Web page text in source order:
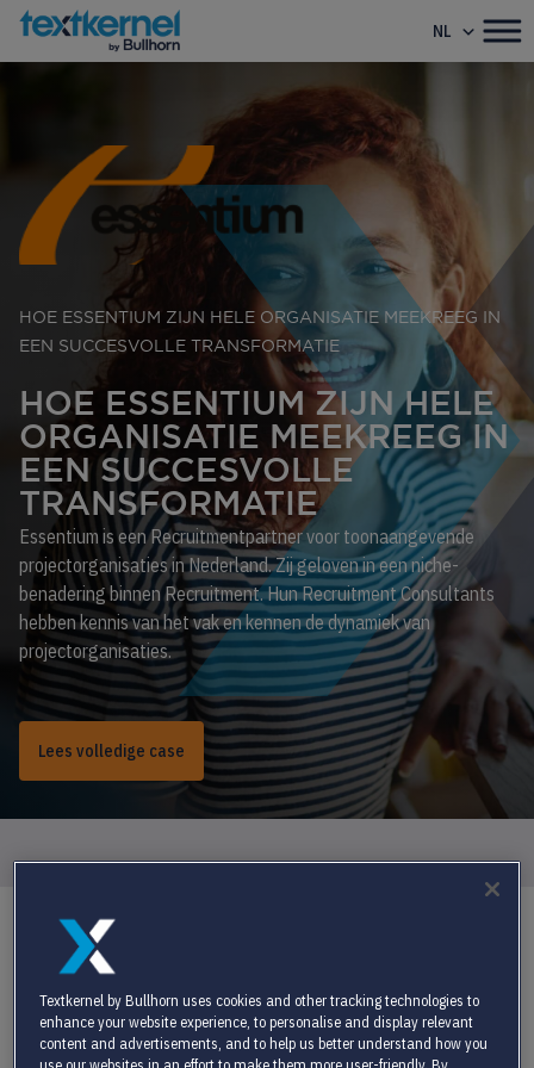
NL
HOE ESSENTIUM ZIJN HELE ORGANISATIE MEEKREEG IN
EEN SUCCESVOLLE TRANSFORMATIE
HOE ESSENTIUM ZIJN HELE
ORGANISATIE MEEKREEG IN
EEN SUCCESVOLLE
TRANSFORMATIE
Essentium is een Recruitmentpartner voor toonaangevende
projectorganisaties in Nederland. Zij geloven in een niche-
benadering binnen Recruitment. Hun Recruitment Consultants
hebben kennis van het vak en kennen de dynamiek van
projectorganisaties.
Lees volledige case
OVER ESSENTIUM
Essentiumis een Recruitmentpartner voor toonaangevende
projectorganisaties in Nederland. Zij geloven in een niche-
Textkernel by Bullhorn uses cookies and other tracking technologies to
enhance your website experience, to personalise and display relevant
content and advertisements, and to help us better understand how you